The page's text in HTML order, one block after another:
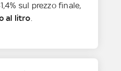
sul prezzo finale,
al litro.